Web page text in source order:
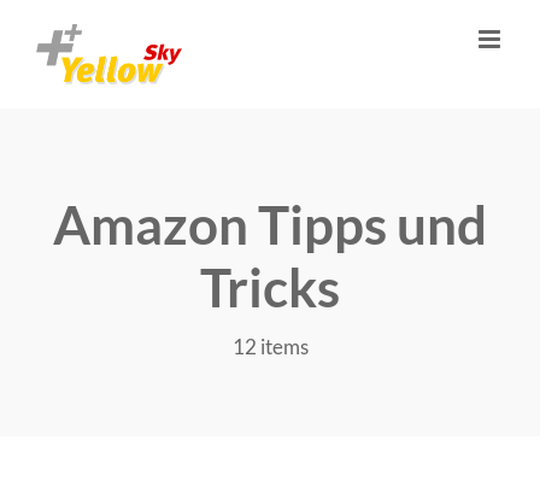
Inhalt
springen
Amazon Tipps und
Tricks
12 items